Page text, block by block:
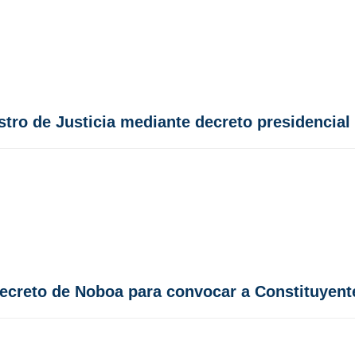
de Justicia mediante decreto presidencial
de Noboa para convocar a